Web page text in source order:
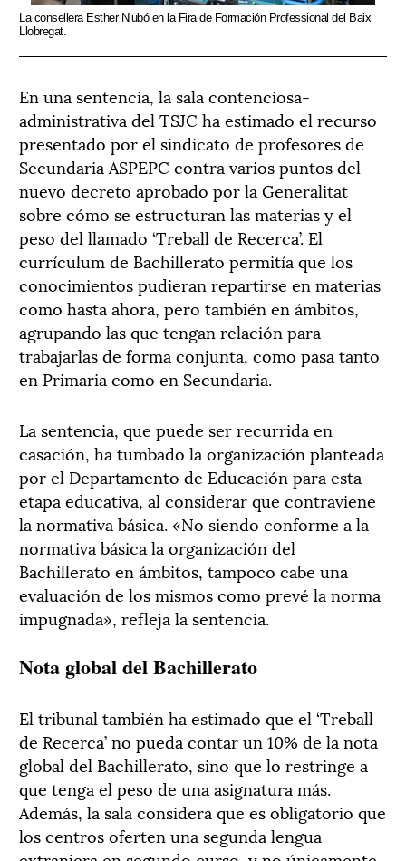
La consellera Esther Niubó en la Fira de Formación Professional del Baix
Llobregat.
En una sentencia, la sala contenciosa-
administrativa del TSJC ha estimado el recurso
presentado por el sindicato de profesores de
Secundaria ASPEPC contra varios puntos del
nuevo decreto aprobado por la Generalitat
sobre cómo se estructuran las materias y el
peso del llamado ‘Treball de Recerca’. El
currículum de Bachillerato permitía que los
conocimientos pudieran repartirse en materias
como hasta ahora, pero también en ámbitos,
agrupando las que tengan relación para
trabajarlas de forma conjunta, como pasa tanto
en Primaria como en Secundaria.
La sentencia, que puede ser recurrida en
casación, ha tumbado la organización planteada
por el Departamento de Educación para esta
etapa educativa, al considerar que contraviene
la normativa básica. «No siendo conforme a la
normativa básica la organización del
Bachillerato en ámbitos, tampoco cabe una
evaluación de los mismos como prevé la norma
impugnada», refleja la sentencia.
Nota global del Bachillerato
El tribunal también ha estimado que el ‘Treball
de Recerca’ no pueda contar un 10% de la nota
global del Bachillerato, sino que lo restringe a
que tenga el peso de una asignatura más.
Además, la sala considera que es obligatorio que
los centros oferten una segunda lengua